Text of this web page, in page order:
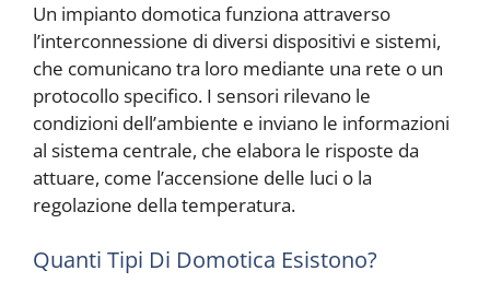
Un impianto domotica funziona attraverso
l’interconnessione di diversi dispositivi e sistemi,
che comunicano tra loro mediante una rete o un
protocollo specifico. I sensori rilevano le
condizioni dell’ambiente e inviano le informazioni
al sistema centrale, che elabora le risposte da
attuare, come l’accensione delle luci o la
regolazione della temperatura.
Quanti Tipi Di Domotica Esistono?